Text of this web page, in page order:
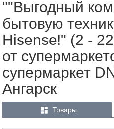
""Выгодный
бытовую
Hisense!" (2 -
от
супермаркет
Ангарск
 Товары